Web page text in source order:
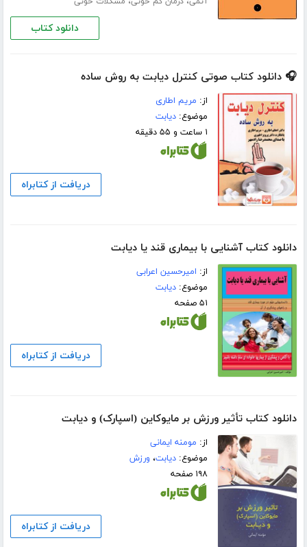
دانلود کتاب
🎧 دانلود کتاب صوتی کنترل دیابت به روش ساده
از: مریم اطاری
موضوع:دیابت
۱ ساعت و ۵۵ دقیقه
دریافت از کتابراه
دانلود کتاب آشنایی با بیماری قند یا دیابت
از: امیرحسین اعرابی
موضوع:دیابت
۵۱ صفحه
دریافت از کتابراه
دانلود کتاب تأثیر ورزش بر مایوکاین (اسپارک) و دیابت
از: مومنه ایمانی
موضوع:دیابت، ورزش
۱۹۸ صفحه
دریافت از کتابراه